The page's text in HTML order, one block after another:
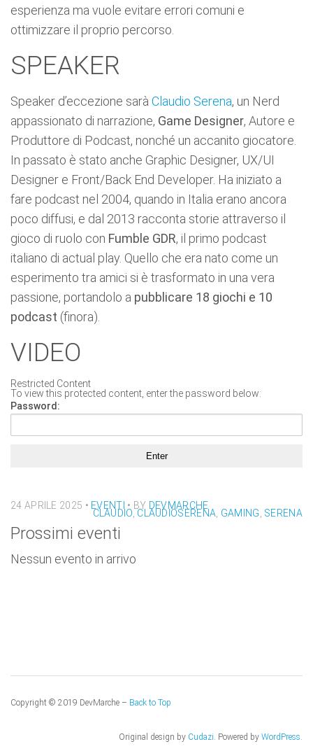
esperienza ma vuole evitare errori comuni e
ottimizzare il proprio percorso.
SPEAKER
Speaker d’eccezione sarà Claudio Serena, un Nerd
appassionato di narrazione, Game Designer, Autore e
Produttore di Podcast, nonché un accanito giocatore.
In passato è stato anche Graphic Designer, UX/UI
Designer e Front/Back End Developer. Ha iniziato a
fare podcast nel 2004, quando in Italia erano ancora
poco diffusi, e dal 2013 racconta storie attraverso il
gioco di ruolo con Fumble GDR, il primo podcast
italiano di actual play. Quello che era nato come un
esperimento tra amici si è trasformato in una vera
passione, portandolo a pubblicare 18 giochi e 10
podcast (finora).
VIDEO
Restricted Content
To view this protected content, enter the password below:
Password:
24 APRILE 2025 • EVENTI • BY DEVMARCHE
CLAUDIO, CLAUDIOSERENA, GAMING, SERENA
Prossimi eventi
Nessun evento in arrivo
Copyright © 2019 DevMarche – Back to Top
Original design by Cudazi. Powered by WordPress.